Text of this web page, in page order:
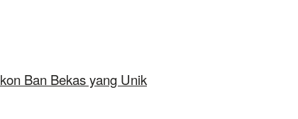
Ban Bekas yang Unik